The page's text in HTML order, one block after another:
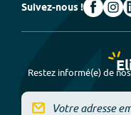
Suivez-nous !
Restez informé(e) de